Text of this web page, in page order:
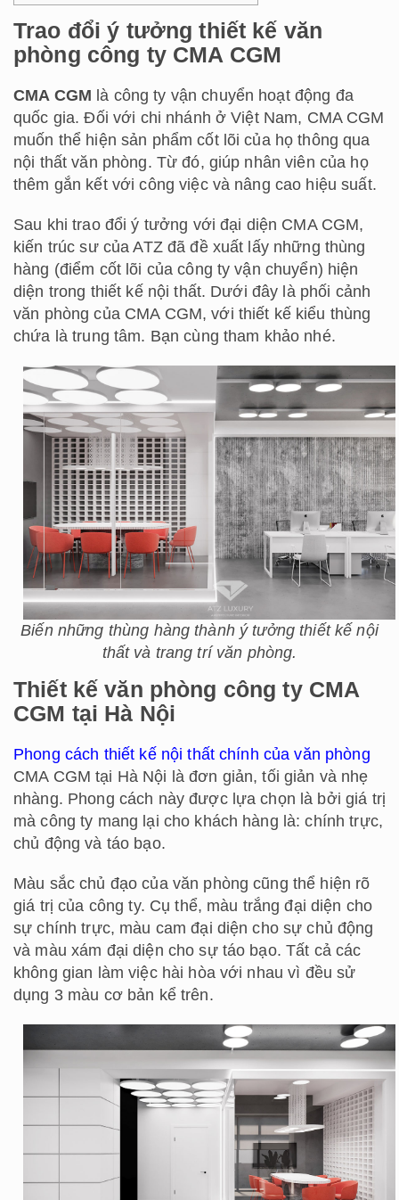
Trao đổi ý tưởng thiết kế văn
phòng công ty CMA CGM
CMA CGM là công ty vận chuyển hoạt động đa
quốc gia. Đối với chi nhánh ở Việt Nam, CMA CGM
muốn thể hiện sản phẩm cốt lõi của họ thông qua
nội thất văn phòng. Từ đó, giúp nhân viên của họ
thêm gắn kết với công việc và nâng cao hiệu suất.
Sau khi trao đổi ý tưởng với đại diện CMA CGM,
kiến trúc sư của ATZ đã đề xuất lấy những thùng
hàng (điểm cốt lõi của công ty vận chuyển) hiện
diện trong thiết kế nội thất. Dưới đây là phối cảnh
văn phòng của CMA CGM, với thiết kế kiểu thùng
chứa là trung tâm. Bạn cùng tham khảo nhé.
Biến những thùng hàng thành ý tưởng thiết kế nội
thất và trang trí văn phòng.
Thiết kế văn phòng công ty CMA
CGM tại Hà Nội
Phong cách thiết kế nội thất chính của văn phòng
CMA CGM tại Hà Nội là đơn giản, tối giản và nhẹ
nhàng. Phong cách này được lựa chọn là bởi giá trị
mà công ty mang lại cho khách hàng là: chính trực,
chủ động và táo bạo.
Màu sắc chủ đạo của văn phòng cũng thể hiện rõ
giá trị của công ty. Cụ thể, màu trắng đại diện cho
sự chính trực, màu cam đại diện cho sự chủ động
và màu xám đại diện cho sự táo bạo. Tất cả các
không gian làm việc hài hòa với nhau vì đều sử
dụng 3 màu cơ bản kể trên.